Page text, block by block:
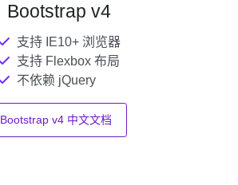
Bootstrap v4
支持 IE10+ 浏览器
支持 Flexbox 布局
不依赖 jQuery
Bootstrap v4 中文文档